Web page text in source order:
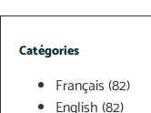
Catégories
Français(82)
English(82)